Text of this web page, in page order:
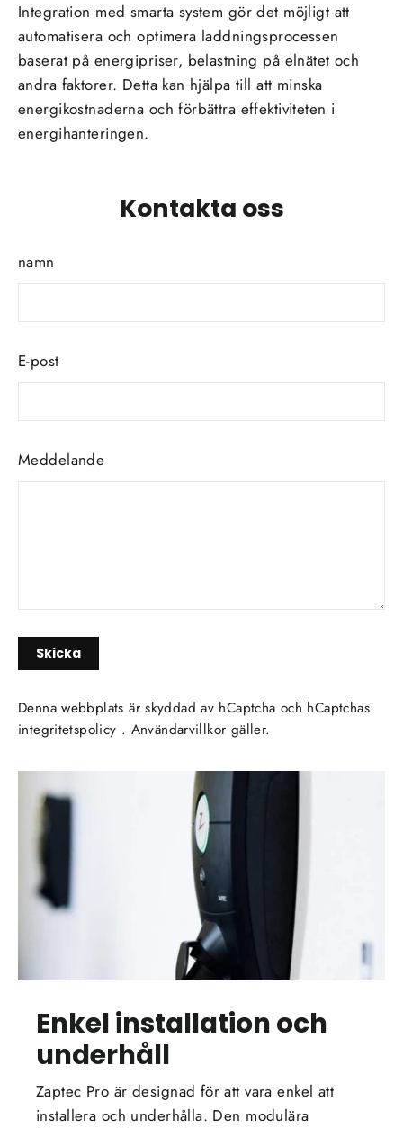
Integration med smarta system gör det möjligt att
automatisera och optimera laddningsprocessen
baserat på energipriser, belastning på elnätet och
andra faktorer. Detta kan hjälpa till att minska
energikostnaderna och förbättra effektiviteten i
energihanteringen.
Kontakta oss
namn
E-post
Meddelande
Skicka
Denna webbplats är skyddad av hCaptcha och hCaptchas
integritetspolicy . Användarvillkor gäller.
Enkel installation och
underhåll
Zaptec Pro är designad för att vara enkel att
installera och underhålla. Den modulära